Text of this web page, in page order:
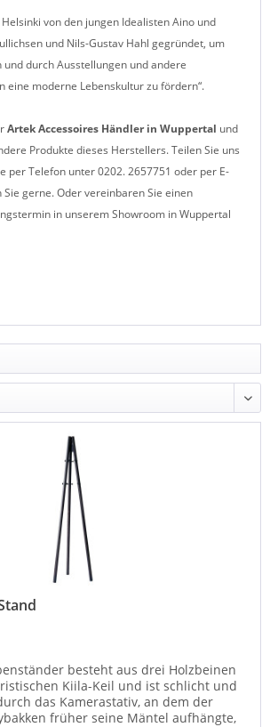
von den jungen Idealisten Aino und
und Nils-Gustav Hahl gegründet, um
und durch Ausstellungen und andere
eine moderne Lebenskultur zu fördern“.
Artek Accessoires Händler in Wuppertal und
Produkte dieses Herstellers. Teilen Sie uns
per Telefon unter 0202. 2657751 oder per E-
gerne. Oder vereinbaren Sie einen
in unserem Showroom in Wuppertal
besteht aus drei Holzbeinen
Kiila-Keil und ist schlicht und
das Kamerastativ, an dem der
früher seine Mäntel aufhängte,